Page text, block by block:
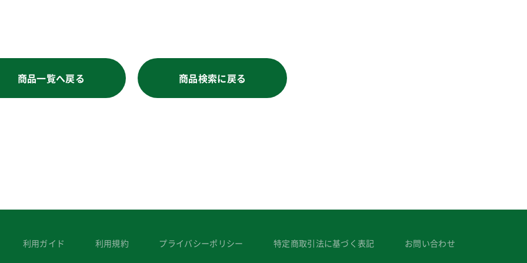
商品一覧へ戻る 商品検索に戻る
利用ガイド 利用規約 プライバシーポリシー 特定商取引法に基づく表記 お問い合わせ